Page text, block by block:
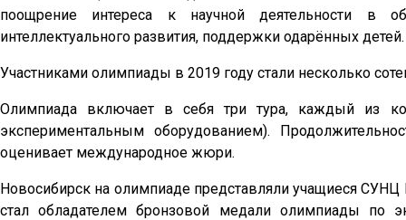
поощрение интереса к научной деятельности в
интеллектуального развития, поддержки одарённых детей.
Участниками олимпиады в 2019 году стали несколько
Олимпиада включает в себя три тура, каждый из
экспериментальным оборудованием).
оценивает международное жюри.
Новосибирск на олимпиаде представляли учащиеся
стал обладателем бронзовой медали олимпиады по